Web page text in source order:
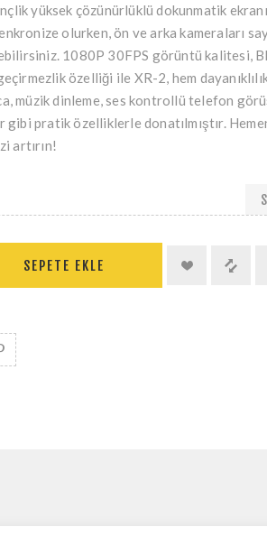
yüksek çözünürlüklü dokunmatik ekranı
olurken, ön ve arka kameraları
1080P 30FPS görüntü kalitesi,
özelliği ile XR-2, hem
müzik dinleme, ses kontrollü telefon
gibi pratik özelliklerle donatılmıştır.
artırın!
SEPETE EKLE